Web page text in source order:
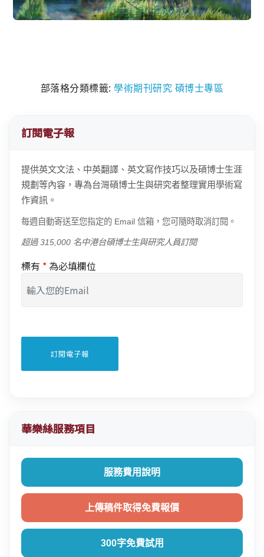
部落格分類標籤:學術期刊研究 碩博士專區
訂閱電子報
提供英文文法、中英翻譯、英文寫作技巧以及碩博士生涯
規劃等內容，專為台灣碩博士生與研究者整理實用學術寫
作資訊。
每週自動寄送至您指定的 Email 信箱，您可隨時取消訂閱。
超過 315,000 名中港台碩博士生與研究人員訂閱
標有 * 為必填欄位
華樂絲服務項目
服務費用說明
上傳稿件取得免費報價
300字免費試用